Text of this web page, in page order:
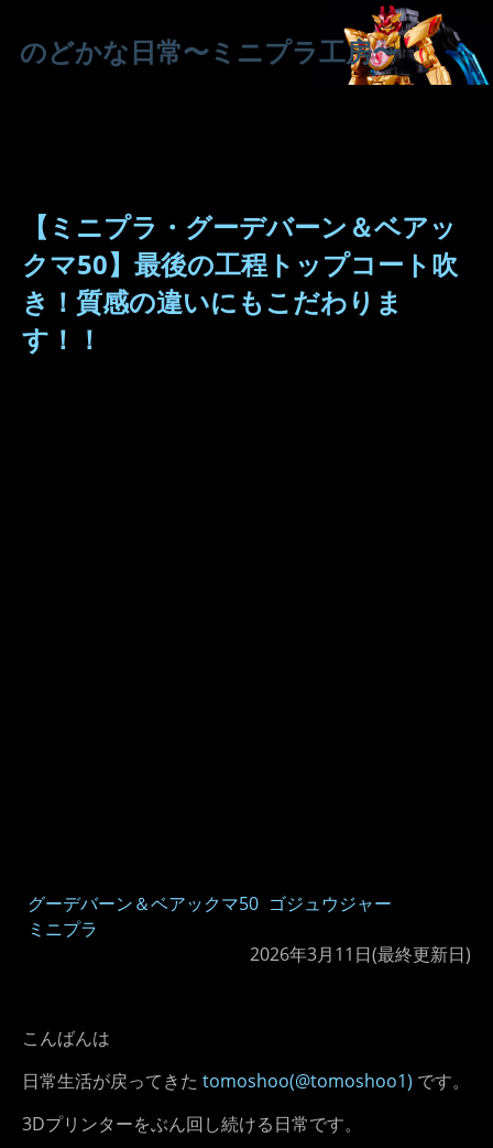
のどかな日常〜ミニプラ工房〜
【ミニプラ・グーデバーン＆ベアッ
クマ50】最後の工程トップコート吹
き！質感の違いにもこだわりま
す！！
グーデバーン＆ベアックマ50 ゴジュウジャー
ミニプラ
2026年3月11日(最終更新日)
こんばんは
日常生活が戻ってきた tomoshoo(@tomoshoo1) です。
3Dプリンターをぶん回し続ける日常です。